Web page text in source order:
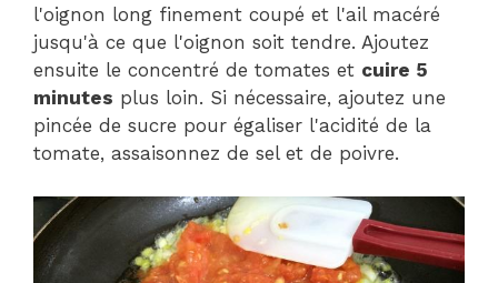
l'oignon long finement coupé et l'ail macéré
jusqu'à ce que l'oignon soit tendre. Ajoutez
ensuite le concentré de tomates et cuire 5
minutes plus loin. Si nécessaire, ajoutez une
pincée de sucre pour égaliser l'acidité de la
tomate, assaisonnez de sel et de poivre.